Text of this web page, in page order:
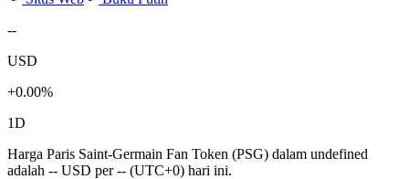
--
USD
+0.00%
1D
Harga Paris Saint-Germain Fan Token (PSG) dalam undefined
adalah -- USD per -- (UTC+0) hari ini.